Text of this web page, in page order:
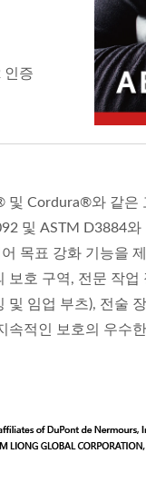
인증
Cordura®와 같은
및 ASTM D3884
목표 강화 기능을
호 구역, 전문 작업
임업 부츠), 전술
속적인 보호의 우수